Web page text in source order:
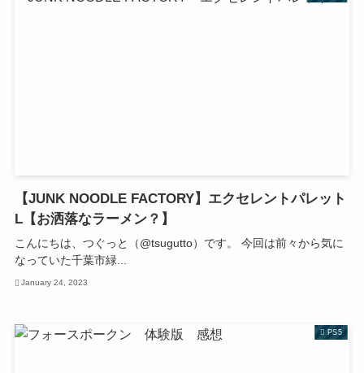
【JUNK NOODLE FACTORY】エクセレントパレット
L【お洒落なラーメン？】
こんにちは、つぐっと（@tsugutto）です。 今回は前々から気に
なっていた千葉市緑...
January 24, 2023
PS5